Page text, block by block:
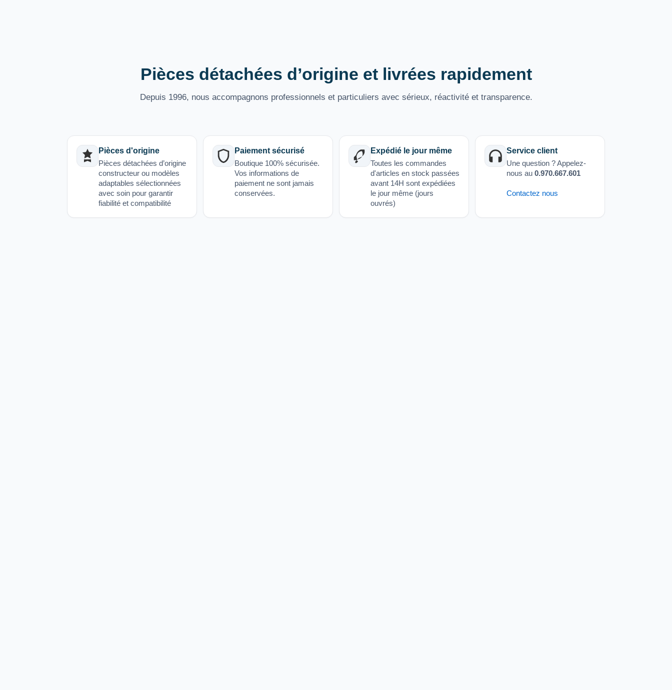
Pièces détachées d’origine et livrées rapidement
Depuis 1996, nous accompagnons professionnels et particuliers avec sérieux, réactivité et transparence.
Pièces d'origine
Pièces détachées d’origine
constructeur ou modèles
adaptables sélectionnées
avec soin pour garantir
fiabilité et compatibilité
Paiement sécurisé
Boutique 100% sécurisée.
Vos informations de
paiement ne sont jamais
conservées.
Expédié le jour même
Toutes les commandes
d'articles en stock passées
avant 14H sont expédiées
le jour même (jours
ouvrés)
Service client
Une question ? Appelez-
nous au 0.970.667.601
Contactez nous